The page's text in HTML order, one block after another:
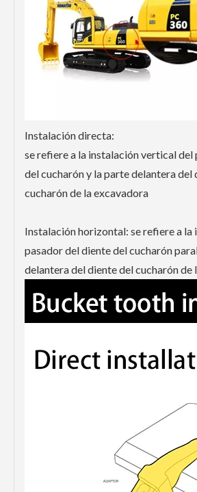
Instalación directa:
se refiere a la instalación vertical del
del cucharón y la parte delantera del
cucharón de la excavadora
Instalación horizontal: se refiere a la
pasador del diente del cucharón
delantera del diente del cucharón de